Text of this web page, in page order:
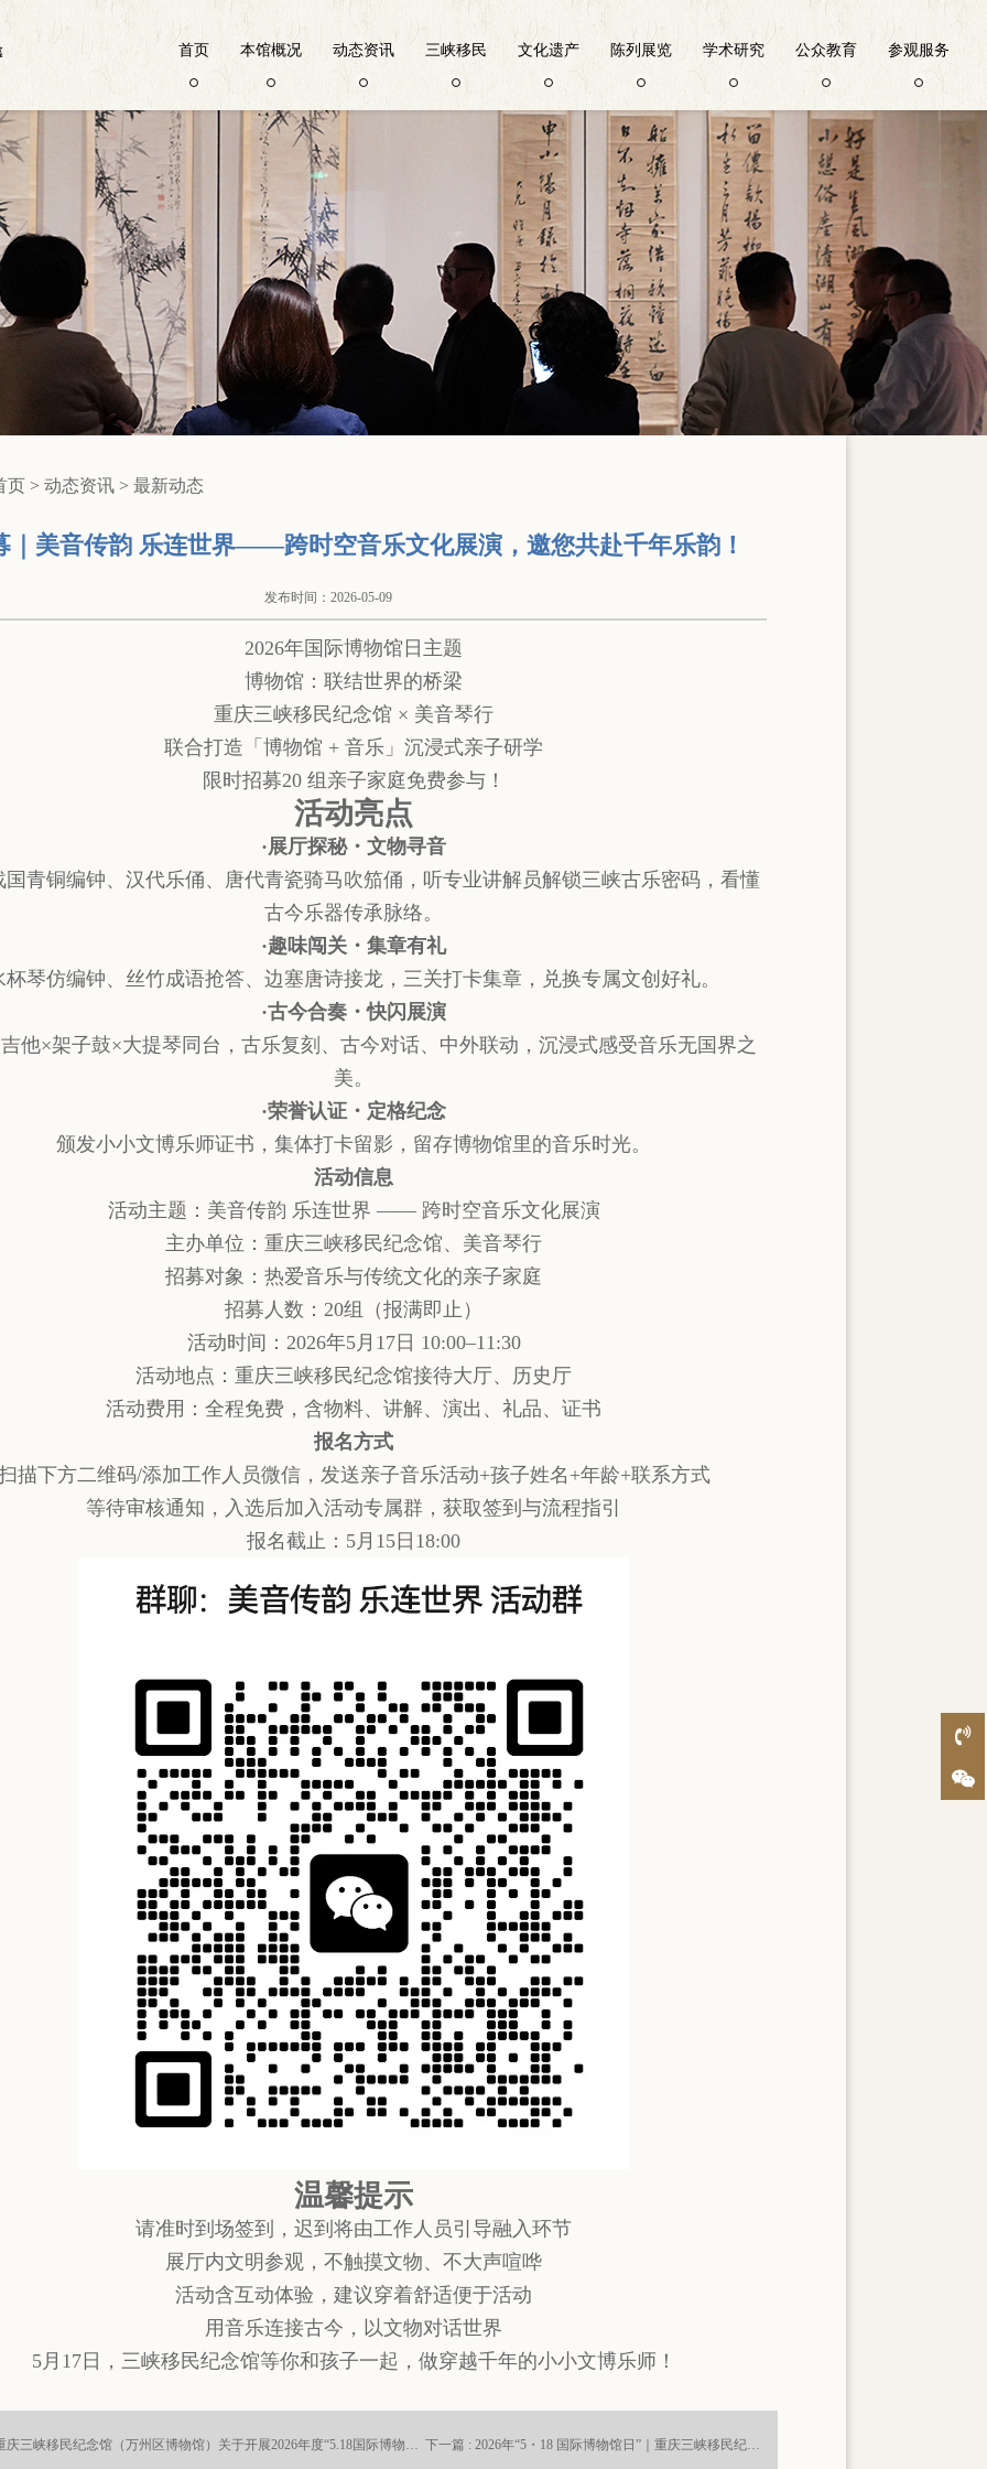
首页 本馆概况 动态资讯 三峡移民 文化遗产 陈列展览 学术研究 公众教育 参观服务
页 > 动态资讯 > 最新动态
｜美音传韵 乐连世界——跨时空音乐文化展演，邀您共赴千年乐韵！
发布时间：2026-05-09
2026年国际博物馆日主题
博物馆：联结世界的桥梁
重庆三峡移民纪念馆 × 美音琴行
联合打造「博物馆 + 音乐」沉浸式亲子研学
限时招募20 组亲子家庭免费参与！
活动亮点
·展厅探秘・文物寻音
国青铜编钟、汉代乐俑、唐代青瓷骑马吹笳俑，听专业讲解员解锁三峡古乐密码，看懂
古今乐器传承脉络。
·趣味闯关・集章有礼
杯琴仿编钟、丝竹成语抢答、边塞唐诗接龙，三关打卡集章，兑换专属文创好礼。
·古今合奏・快闪展演
他×架子鼓×大提琴同台，古乐复刻、古今对话、中外联动，沉浸式感受音乐无国界之
美。
·荣誉认证・定格纪念
颁发小小文博乐师证书，集体打卡留影，留存博物馆里的音乐时光。
活动信息
活动主题：美音传韵 乐连世界 —— 跨时空音乐文化展演
主办单位：重庆三峡移民纪念馆、美音琴行
招募对象：热爱音乐与传统文化的亲子家庭
招募人数：20组（报满即止）
活动时间：2026年5月17日 10:00–11:30
活动地点：重庆三峡移民纪念馆接待大厅、历史厅
活动费用：全程免费，含物料、讲解、演出、礼品、证书
报名方式
描下方二维码/添加工作人员微信，发送亲子音乐活动+孩子姓名+年龄+联系方式
等待审核通知，入选后加入活动专属群，获取签到与流程指引
报名截止：5月15日18:00
温馨提示
请准时到场签到，迟到将由工作人员引导融入环节
展厅内文明参观，不触摸文物、不大声喧哗
活动含互动体验，建议穿着舒适便于活动
用音乐连接古今，以文物对话世界
5月17日，三峡移民纪念馆等你和孩子一起，做穿越千年的小小文博乐师！
上一篇 : 重庆三峡移民纪念馆（万州区博物馆）关于开展2026年度“5.18国际博物馆日”民间收藏品公益鉴定咨询活动的公告 下一篇 : 2026年“5・18 国际博物馆日”｜重庆三峡移民纪念馆 主题活动预告及开放公告